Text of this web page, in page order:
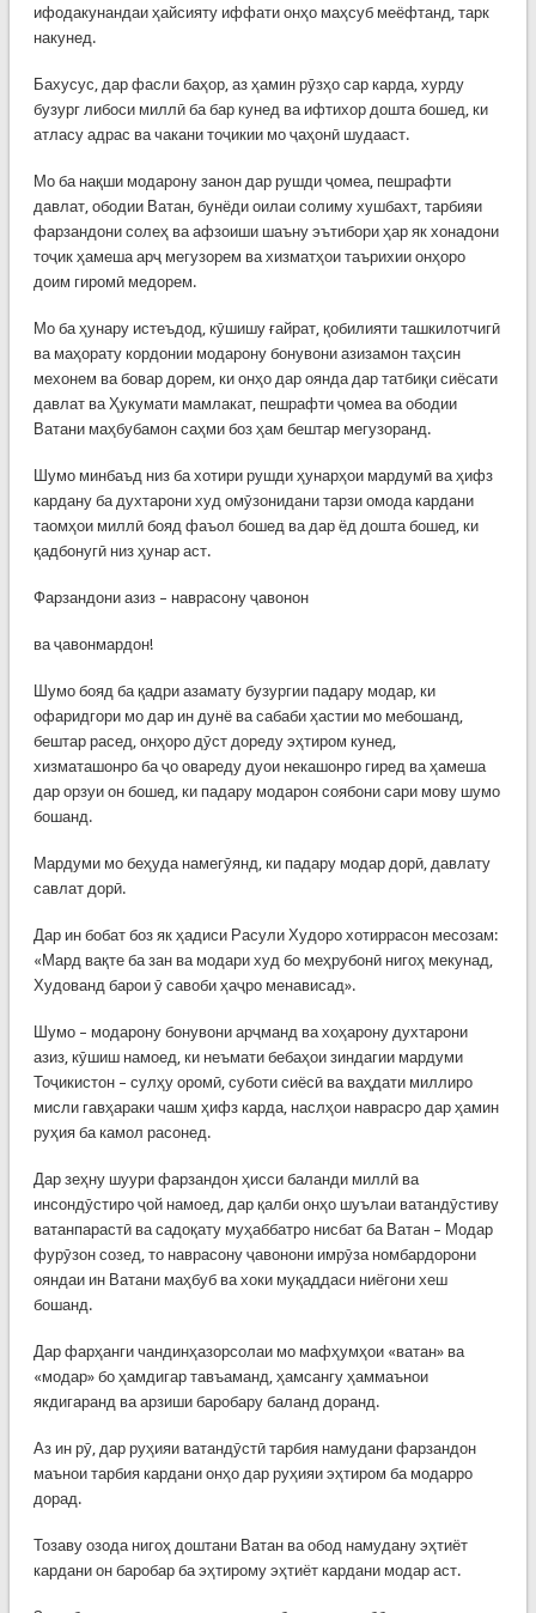
ифодакунандаи ҳайсияту иффати онҳо маҳсуб меёфтанд, тарк
накунед.
Бахусус, дар фасли баҳор, аз ҳамин рӯзҳо сар карда, хурду
бузург либоси миллӣ ба бар кунед ва ифтихор дошта бошед, ки
атласу адрас ва чакани тоҷикии мо ҷаҳонӣ шудааст.
Мо ба нақши модарону занон дар рушди ҷомеа, пешрафти
давлат, ободии Ватан, бунёди оилаи солиму хушбахт, тарбияи
фарзандони солеҳ ва афзоиши шаъну эътибори ҳар як хонадони
тоҷик ҳамеша арҷ мегузорем ва хизматҳои таърихии онҳоро
доим гиромӣ медорем.
Мо ба ҳунару истеъдод, кӯшишу ғайрат, қобилияти ташкилотчигӣ
ва маҳорату кордонии модарону бонувони азизамон таҳсин
мехонем ва бовар дорем, ки онҳо дар оянда дар татбиқи сиёсати
давлат ва Ҳукумати мамлакат, пешрафти ҷомеа ва ободии
Ватани маҳбубамон саҳми боз ҳам бештар мегузоранд.
Шумо минбаъд низ ба хотири рушди ҳунарҳои мардумӣ ва ҳифз
кардану ба духтарони худ омӯзонидани тарзи омода кардани
таомҳои миллӣ бояд фаъол бошед ва дар ёд дошта бошед, ки
қадбонугӣ низ ҳунар аст.
Фарзандони азиз – наврасону ҷавонон
ва ҷавонмардон!
Шумо бояд ба қадри азамату бузургии падару модар, ки
офаридгори мо дар ин дунё ва сабаби ҳастии мо мебошанд,
бештар расед, онҳоро дӯст дореду эҳтиром кунед,
хизматашонро ба ҷо овареду дуои некашонро гиред ва ҳамеша
дар орзуи он бошед, ки падару модарон соябони сари мову шумо
бошанд.
Мардуми мо беҳуда намегӯянд, ки падару модар дорӣ, давлату
савлат дорӣ.
Дар ин бобат боз як ҳадиси Расули Худоро хотиррасон месозам:
«Мард вақте ба зан ва модари худ бо меҳрубонӣ нигоҳ мекунад,
Худованд барои ӯ савоби ҳаҷро менависад».
Шумо – модарону бонувони арҷманд ва хоҳарону духтарони
азиз, кӯшиш намоед, ки неъмати бебаҳои зиндагии мардуми
Тоҷикистон – сулҳу оромӣ, суботи сиёсӣ ва ваҳдати миллиро
мисли гавҳараки чашм ҳифз карда, наслҳои наврасро дар ҳамин
руҳия ба камол расонед.
Дар зеҳну шуури фарзандон ҳисси баланди миллӣ ва
инсондӯстиро ҷой намоед, дар қалби онҳо шуълаи ватандӯстиву
ватанпарастӣ ва садоқату муҳаббатро нисбат ба Ватан – Модар
фурӯзон созед, то наврасону ҷавонони имрӯза номбардорони
ояндаи ин Ватани маҳбуб ва хоки муқаддаси ниёгони хеш
бошанд.
Дар фарҳанги чандинҳазорсолаи мо мафҳумҳои «ватан» ва
«модар» бо ҳамдигар тавъаманд, ҳамсангу ҳаммаънои
якдигаранд ва арзиши баробару баланд доранд.
Аз ин рӯ, дар руҳияи ватандӯстӣ тарбия намудани фарзандон
маънои тарбия кардани онҳо дар руҳияи эҳтиром ба модарро
дорад.
Тозаву озода нигоҳ доштани Ватан ва обод намудану эҳтиёт
кардани он баробар ба эҳтирому эҳтиёт кардани модар аст.